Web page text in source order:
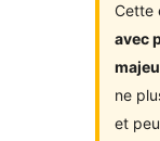
Cette
avec
ne
et